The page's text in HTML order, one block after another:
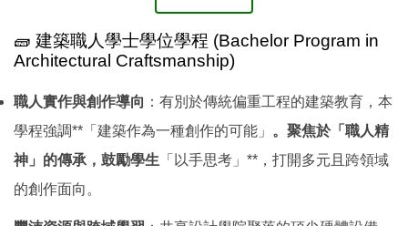
🧱 建築職人學士學位學程 (Bachelor Program in
Architectural Craftsmanship)
職人實作與創作導向 ：有別於傳統偏重工程的建築教育，本
學程強調**「建築作為一種創作的可能」 。聚焦於「職人精
神」的傳承，鼓勵學生 「以手思考」**，打開多元且跨領域
的創作面向。